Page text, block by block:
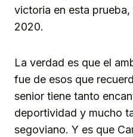
victoria en esta
2020.
La verdad es que el
fue de esos que
senior tiene tanto
deportividad y mucho
segoviano. Y es que